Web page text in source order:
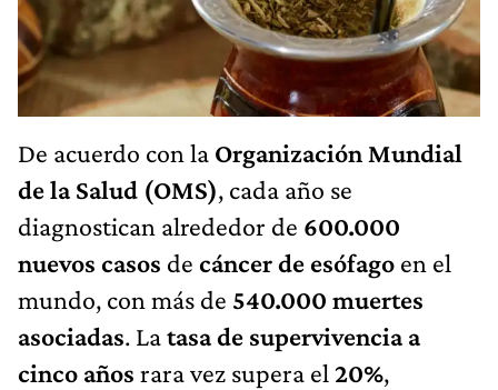
De acuerdo con la Organización Mundial
de la Salud (OMS), cada año se
diagnostican alrededor de 600.000
nuevos casos de cáncer de esófago en el
mundo, con más de 540.000 muertes
asociadas. Latasa de supervivencia a
cinco años rara vez supera el20%,